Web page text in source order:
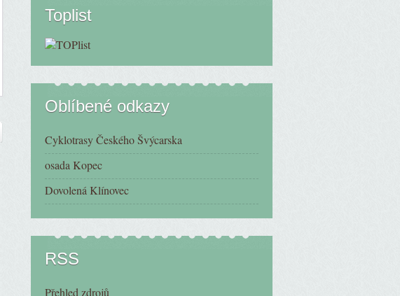
Toplist
Oblíbené odkazy
Cyklotrasy Českého Švýcarska
osada Kopec
Dovolená Klínovec
RSS
Přehled zdrojů